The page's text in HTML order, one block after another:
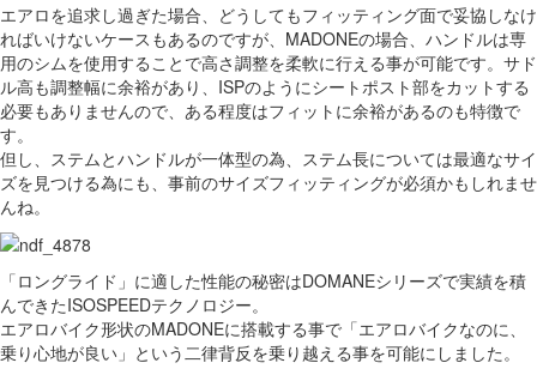
エアロを追求し過ぎた場合、どうしてもフィッティング面で妥協しなけ
ればいけないケースもあるのですが、MADONEの場合、ハンドルは専
用のシムを使用することで高さ調整を柔軟に行える事が可能です。サド
ル高も調整幅に余裕があり、ISPのようにシートポスト部をカットする
必要もありませんので、ある程度はフィットに余裕があるのも特徴で
す。
但し、ステムとハンドルが一体型の為、ステム長については最適なサイ
ズを見つける為にも、事前のサイズフィッティングが必須かもしれませ
んね。
「ロングライド」に適した性能の秘密はDOMANEシリーズで実績を積
んできたISOSPEEDテクノロジー。
エアロバイク形状のMADONEに搭載する事で「エアロバイクなのに、
乗り心地が良い」という二律背反を乗り越える事を可能にしました。